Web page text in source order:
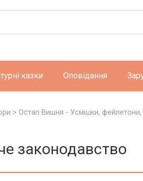
казки Оповідання
> Остап Вишня - Усмішки, фейлетони,
законодавство